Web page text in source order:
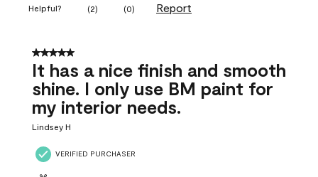
Helpful? (2) (0) Report
5 out of 5 stars.
It has a nice finish and smooth
shine. I only use BM paint for
my interior needs.
Lindsey H
VERIFIED PURCHASER